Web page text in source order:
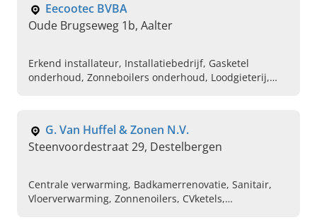
Eecootec BVBA
Oude Brugseweg 1b, Aalter
Erkend installateur, Installatiebedrijf, Gasketel
onderhoud, Zonneboilers onderhoud, Loodgieterij,
G. Van Huffel & Zonen N.V.
Steenvoordestraat 29, Destelbergen
Centrale verwarming, Badkamerrenovatie, Sanitair,
Vloerverwarming, Zonnenoilers, CVketels,